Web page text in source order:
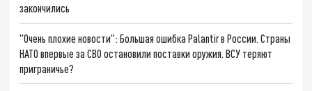
закончились
"Очень плохие новости": Большая ошибка Palantir в России. Страны
НАТО впервые за СВО остановили поставки оружия. ВСУ теряют
приграничье?